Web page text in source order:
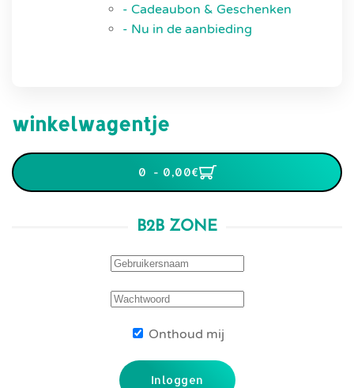
- Cadeaubon & Geschenken
- Nu in de aanbieding
winkelwagentje
0 - 0,00‎€
B2B ZONE
Onthoud mij
Inloggen